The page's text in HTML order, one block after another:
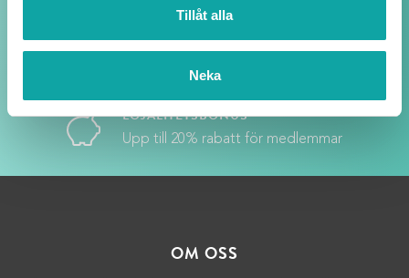
Tillåt alla
Neka
Vi svarar på ditt mail så snart vi kan - även
kvällar och helger, fast med längre svarstid.
LOJALITETSBONUS
Upp till 20% rabatt för medlemmar
OM OSS